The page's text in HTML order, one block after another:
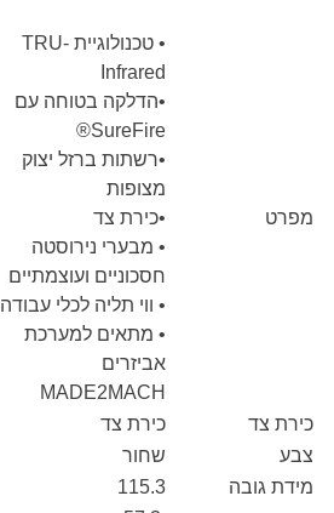
מפרט
• טכנולוגיית TRU-
Infrared
•הדלקה בטוחה עם
SureFire®
•רשתות ברזל יצוק
מצופות
•כירת צד
• מבערי נירוסטה
חסכוניים ועוצמתיים
• ווי תליה לכלי עבודה
• מתאים למערכת
אביזרים
MADE2MACH
כירת צד
כירת צד
צבע
שחור
מידת גובה
115.3